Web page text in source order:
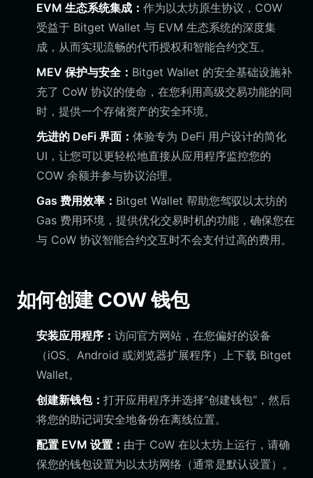
EVM 生态系统集成： 作为以太坊原生协议，COW
受益于 Bitget Wallet 与 EVM 生态系统的深度集
成，从而实现流畅的代币授权和智能合约交互。
MEV 保护与安全： Bitget Wallet 的安全基础设施补
充了 CoW 协议的使命，在您利用高级交易功能的同
时，提供一个存储资产的安全环境。
先进的 DeFi 界面： 体验专为 DeFi 用户设计的简化
UI，让您可以更轻松地直接从应用程序监控您的
COW 余额并参与协议治理。
Gas 费用效率： Bitget Wallet 帮助您驾驭以太坊的
Gas 费用环境，提供优化交易时机的功能，确保您在
与 CoW 协议智能合约交互时不会支付过高的费用。
如何创建 COW 钱包
安装应用程序： 访问官方网站，在您偏好的设备
（iOS、Android 或浏览器扩展程序）上下载 Bitget
Wallet。
创建新钱包： 打开应用程序并选择“创建钱包”，然后
将您的助记词安全地备份在离线位置。
配置 EVM 设置： 由于 CoW 在以太坊上运行，请确
保您的钱包设置为以太坊网络（通常是默认设置）。